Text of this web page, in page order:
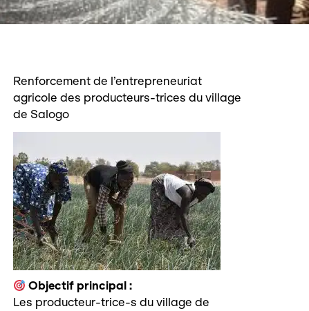
Renforcement de l’entrepreneuriat
agricole des producteurs-trices du village
de Salogo
Objectif principal :
Les producteur-trice-s du village de